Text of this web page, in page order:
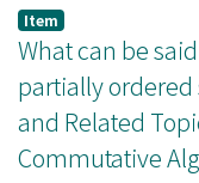
Item
What can be
partially
and Related
Commutative